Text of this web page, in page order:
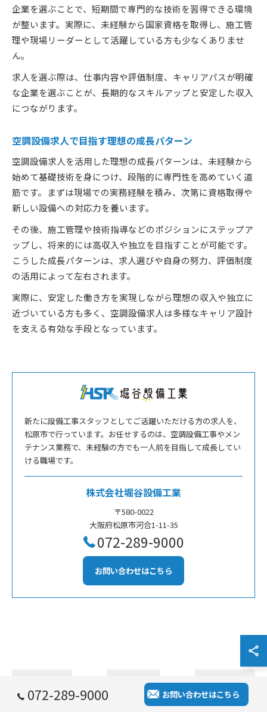
企業を選ぶことで、短期間で専門的な技術を習得できる環境
が整います。実際に、未経験から国家資格を取得し、施工管
理や現場リーダーとして活躍している方も少なくありませ
ん。
求人を選ぶ際は、仕事内容や評価制度、キャリアパスが明確
な企業を選ぶことが、長期的なスキルアップと安定した収入
につながります。
空調設備求人で目指す理想の成長パターン
空調設備求人を活用した理想の成長パターンは、未経験から
始めて基礎技術を身につけ、段階的に専門性を高めていく道
筋です。まずは現場での実務経験を積み、次第に資格取得や
新しい設備への対応力を養います。
その後、施工管理や技術指導などのポジションにステップア
ップし、将来的には高収入や独立を目指すことが可能です。
こうした成長パターンは、求人選びや自身の努力、評価制度
の活用によって左右されます。
実際に、安定した働き方を実現しながら理想の収入や独立に
近づいている方も多く、空調設備求人は多様なキャリア設計
を支える有効な手段となっています。
新たに設備工事スタッフとしてご活躍いただける方の求人を、
松原市で行っています。お任せするのは、空調設備工事やメン
テナンス業務で、未経験の方でも一人前を目指して成長してい
ける職場です。
株式会社堀谷設備工業
〒580-0022
大阪府松原市河合1-11-35
072-289-9000
お問い合わせはこちら
一覧に戻る 次のページ >
072-289-9000 お問い合わせはこちら